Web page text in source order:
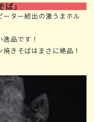
」
ター続出の激うまホル
品です！
きそばはまさに絶品！